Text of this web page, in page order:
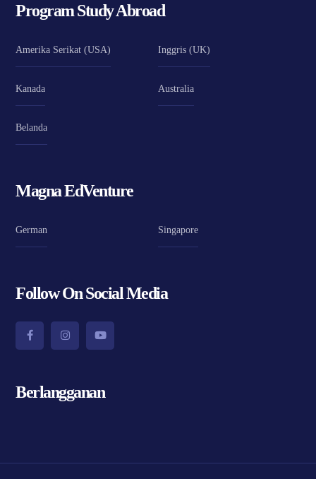
Program Study Abroad
Amerika Serikat (USA) Inggris (UK)
Kanada Australia
Belanda
Magna EdVenture
German Singapore
Follow On Social Media
Berlangganan